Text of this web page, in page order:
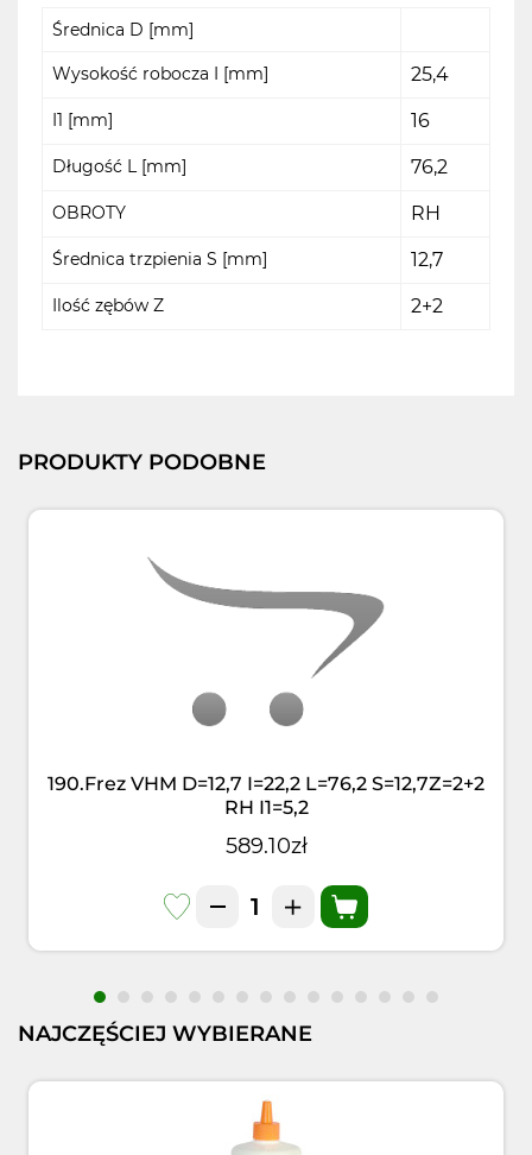
Średnica D [mm]
Wysokość robocza I [mm] 25,4
I1 [mm] 16
Długość L [mm] 76,2
OBROTY RH
Średnica trzpienia S [mm] 12,7
Ilość zębów Z 2+2
PRODUKTY PODOBNE
190.Frez VHM D=12,7 I=22,2 L=76,2 S=12,7Z=2+2
RH I1=5,2
589.10zł
NAJCZĘŚCIEJ WYBIERANE